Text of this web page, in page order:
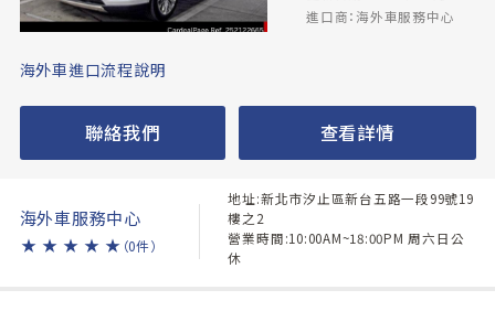
進口商：海外車服務中心
海外車進口流程說明
聯絡我們 查看詳情
海外車服務中心
★ ★ ★ ★ ★ （0件）
地址:新北市汐止區新台五路一段99號19
樓之2
營業時間:10:00AM~18:00PM 周六日公
休